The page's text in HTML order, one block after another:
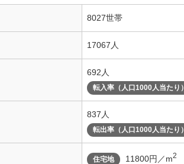
8027世帯
17067人
692人
転入率（人口1000人当たり）
837人
転出率（人口1000人当たり）
住宅地 11800円／m2